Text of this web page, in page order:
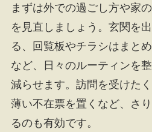
まずは外での過ごし方や家
を見直しましょう。玄関を
る、回覧板やチラシはまと
など、日々のルーティンを
減らせます。訪問を受けた
薄い不在票を置くなど、さ
るのも有効です。